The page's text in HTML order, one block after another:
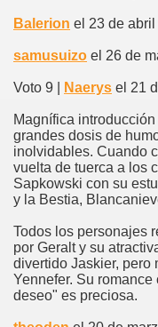
Balerion el 23 de
samusuizo el 26 de
Voto 9 | Naerys el 21
Magnífica
grandes dosis de
inolvidables. Cuando
vuelta de tuerca a los
Sapkowski con su
y la Bestia,
Todos los personajes
por Geralt y su
divertido Jaskier, pero
Yennefer. Su
deseo" es preciosa.